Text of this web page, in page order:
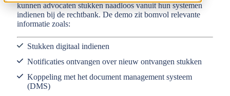
kunnen advocaten stukken naadloos vanuit hun systemen
indienen bij de rechtbank. De demo zit bomvol relevante
informatie zoals:
Stukken digitaal indienen
Notificaties ontvangen over nieuw ontvangen stukken
Koppeling met het document management systeem
(DMS)